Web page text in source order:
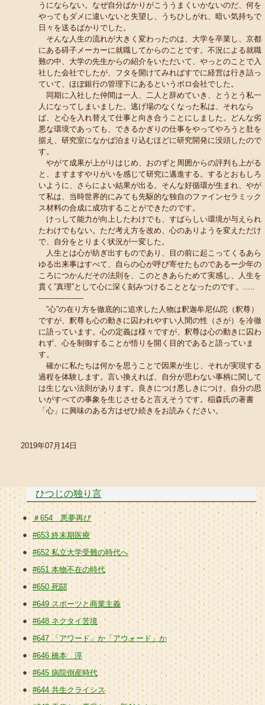
うにならない。なぜ自分ばかりがこううまくいかないのだ、何を
やってもダメに違いないと失望し、うちひしがれ、暗い気持ちで
日々を送るばかりでした。
そんな人生の流れが大きく変わったのは、大学を卒業し、京都
にある碍子メーカーに就職してからのことです。不況による就職
難の中、大学の先生からの紹介をいただいて、やっとのことで入
社した会社でしたが、フタを開けてみればすでに経営は行き詰っ
ていて、ほぼ銀行の管理下にあるというボロ会社でした。
同期に入社した仲間は一人、二人と辞めていき、とうとう私一
人になってしまいました。逃げ場のなくなった私は、それなら
ば、と心を入れ替えて仕事と向き合うことにしました。どんな劣
悪な環境であっても、できるかぎりの仕事をやってやろうと肚を
据え、研究室になかば泊まり込むほどに研究開発に没頭したので
す。
やがて成果が上がりはじめ、おのずと周囲からの評判も上がる
と、ますますやりがいを感じて研究に邁進する。するとおもしろ
いように、さらによい結果が出る。そんな好循環が生まれ、やが
て私は、当時世界的にみても先駆的な独自のファインセラミック
ス材料の合成に成功することができたのです。
けっして能力が向上したわけでも、すばらしい環境が与えられ
たわけでもない。ただ考え方を改め、心のありようを変えただけ
で、自分をとりまく状況が一変した。
人生とは心が紡ぎ出すものであり、目の前に起こってくるあら
ゆる出来事はすべて、自らの心が呼び寄せたものであるー少年の
ころにつかんだその法則を、このときあらためて実感し、人生を
貫く”真理”として心に深く刻みつけることとなったのです。.....
-------------------
”心”の在り方を徹底的に追求した人物は釈迦牟尼仏陀（釈尊）
ですが、釈尊も心の動きに囚われやすい人間の性（さが）を冷徹
に語っています。心の定義は様々ですが、釈尊は心の動きに囚わ
れず、心を制御することが悟りを開く目的であると語っていま
す。
確かに私たちは何かを思うことで因果が生じ、それが実現する
過程を体験します。言い換えれば、自分が思わない事柄に関して
は生じない法則があります。良きにつけ悪しきにつけ、自分の思
いがすべての事象を生じさせると言えそうです。稲森氏の著書
「心」に興味のある方はぜひ続きをお読みください。
2019年07月14日
ひつじの独り言
＃654 悪夢再び
#653 終末期医療
#652 私立大学受難の時代へ
#651 本物不在の時代
#650 死闘
#649 スポーツと商業主義
#648 ネクタイ苦境
#647 「アワード」か「アウォード」か
#646 橋本 淳
#645 病院倒産時代
#644 共生クライシス